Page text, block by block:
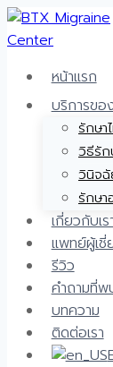
Skip
to
หน้าแรก
บริการขอ
รักษา
วิธีรัก
วินิจฉั
รักษ
เกี่ยวกับเร
แพทย์ผู้เ
รีวิว
คำถามที่
บทความ
ติดต่อเรา